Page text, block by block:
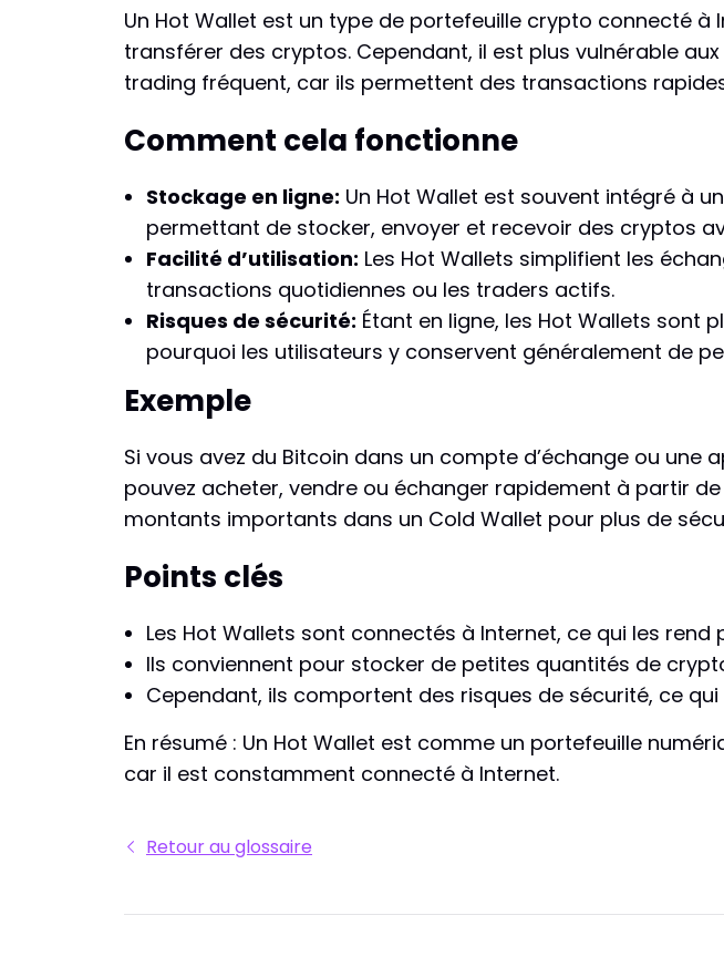
Un Hot Wallet est un type de portefeuille crypto connecté
transférer des cryptos. Cependant, il est plus vulnérable
trading fréquent, car ils permettent des transactions
Comment cela fonctionne
Stockage en ligne: Un Hot Wallet est souvent intégré à
permettant de stocker, envoyer et recevoir des cryptos
Facilité d’utilisation: Les Hot Wallets simplifient les
transactions quotidiennes ou les traders actifs.
Risques de sécurité: Étant en ligne, les Hot Wallets sont
pourquoi les utilisateurs y conservent généralement de
Exemple
Si vous avez du Bitcoin dans un compte d’échange ou une
pouvez acheter, vendre ou échanger rapidement à partir
montants importants dans un Cold Wallet pour plus de
Points clés
Les Hot Wallets sont connectés à Internet, ce qui les
Ils conviennent pour stocker de petites quantités de
Cependant, ils comportent des risques de sécurité, ce
En résumé : Un Hot Wallet est comme un portefeuille
car il est constamment connecté à Internet.
Retour au glossaire